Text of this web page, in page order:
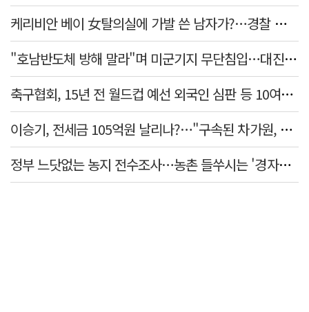
케리비안 베이 女탈의실에 가발 쓴 남자가?…경찰 추적 중
"호남반도체 방해 말라"며 미군기지 무단침입…대진연 회원 3명 '구속'
축구협회, 15년 전 월드컵 예선 외국인 심판 등 10여명에 '성 접대'
이승기, 전세금 105억원 날리나?…"구속된 차가원, 형사 범죄 영역"
정부 느닷없는 농지 전수조사…농촌 들쑤시는 '경자유전'의 칼날